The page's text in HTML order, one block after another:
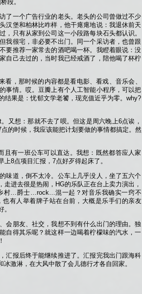
段。
了一个广告行业的老头。老头的公司曾做过不少
汉堡和柏林比咋样，他干瘪瘪地说：我退休前天
，只有从家到公司这一小段路每块石头都认识。
我很宅，非必要不出门。同一个采访者，也曾跟
要推荐一家常去的酒吧喝一杯。我瞪着眼说：没
自己去过的，当时我已经戒酒了，陪他喝了杯柠
，那时候的内容都是看电影、看戏、音乐会、
事情。哎。豆瓣上有个人工智能小程序，可以把
结果是：忧郁文学老饕，现充值近乎为零。why?
又想：那就不去了呗。但这是周六晚上6点诶，
的时候，我应该能把计划要做的事情都搞定。然
且有一班公车可以直达。我想：既然都答应人家
8点项目汇报，7点好歹得起床了。
味道，倒不太冷。公车上几乎没人，坐了五六个
进去很是热闹，HG的乐队正在台上卖力演出，
村…爵士…rock…混一起？对音乐我确实一窍不
有人举着牌子站在台前，大概是乐手们的亲友
会朋友、社交，我想不到有什么出门的理由。独
自得其乐呢？就这样一边喝着柠檬味的汽水，一
汇报后终于能继续推进了。汇报完我出门跟海科
激淋，在大风中散了会儿德行才各自回家。